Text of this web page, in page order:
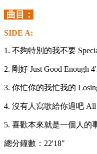
曲目：
SIDE A:
1. 不夠特別的我不要
2. 剛好 Just Good Enough
3. 你忙你的我忙我的
4. 沒有人寫歌給你過吧 All
5. 喜歡本來就是一個人的
總分鐘數：22'18"